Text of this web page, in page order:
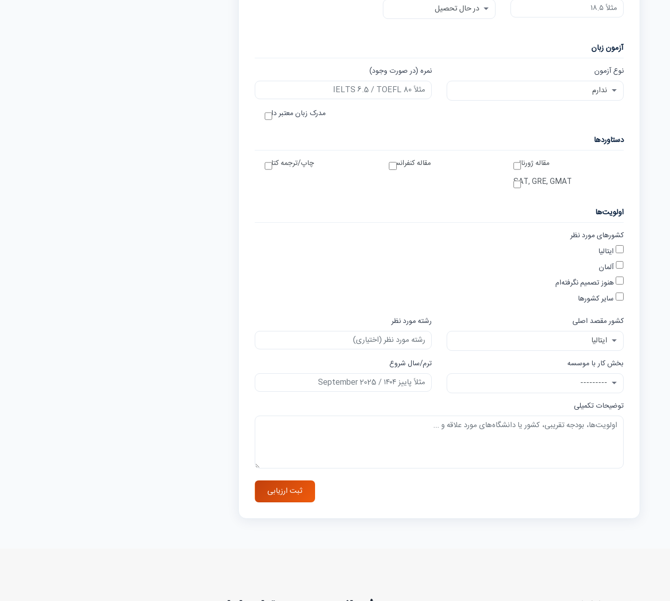
آزمون زبان
نوع آزمون نمره (در صورت وجود)
مدرک زبان معتبر دارم
دستاوردها
مقاله ژورنالی مقاله کنفرانسی
چاپ/ترجمه کتاب
SAT, GRE, GMAT
اولویت‌ها
کشورهای مورد نظر
ایتالیا
آلمان
هنوز تصمیم نگرفته‌ام
سایر کشورها
کشور مقصد اصلی
رشته مورد نظر
بخش کار با موسسه ترم/سال شروع
توضیحات تکمیلی
ثبت ارزیابی